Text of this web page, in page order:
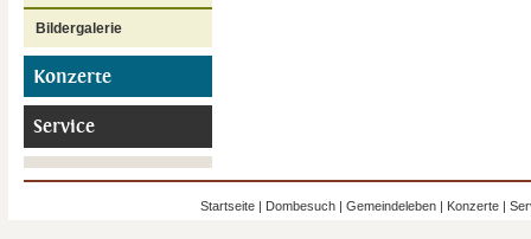
Bildergalerie
Konzerte
Service
Startseite | Dombesuch | Gemeindeleben | Konzerte |